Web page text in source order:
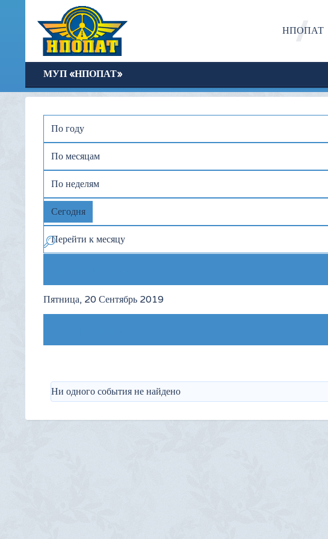
НПОПАТ
МУП «НПОПАТ»
По году
По месяцам
По неделям
Сегодня
Перейти к месяцу
Пятница, 20 Сентябрь 2019
Ни одного события не найдено